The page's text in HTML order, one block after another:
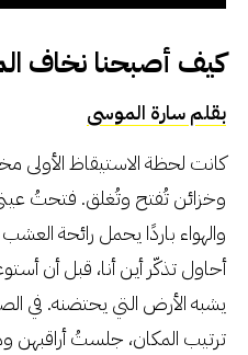
كيف أصبحنا نخاف
بقلم سارة الموسى
كانت لحظة الاستيقاظ الأولى
وخزائن تُفتح وتُغلق. فتحتُ
والهواء باردًا يحمل رائحة
أحاول تذكّر أين أنا، قبل أن
يشبه الأرض التي يحتضنه. في
ترتيب المكان، جلستُ